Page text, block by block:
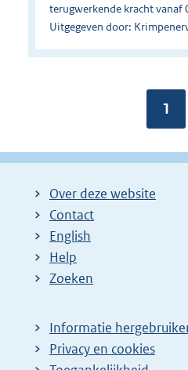
terugwerkende kracht
Uitgegeven door:
1
Over deze website
Contact
English
Help
Zoeken
Informatie
Privacy en cookies